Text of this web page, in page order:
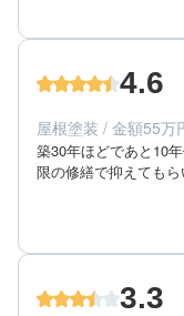
満足度
60代/女性/一戸建て
築年数：29年
4.6
屋根塗装 / 金額55万
築30年ほどであと10
限の修繕で抑えてもら
担当者
60代/女性/一戸建て
3.3